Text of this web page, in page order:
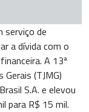
serviço de
a dívida com o
A 13ª
Gerais (TJMG)
S.A. e elevou
para R$ 15 mil.